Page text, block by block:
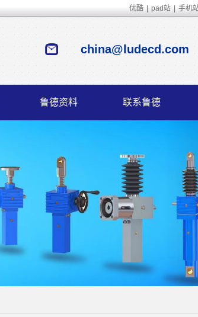
优酷 pad站 手机
china@ludecd.com
鲁德资料 联系鲁德